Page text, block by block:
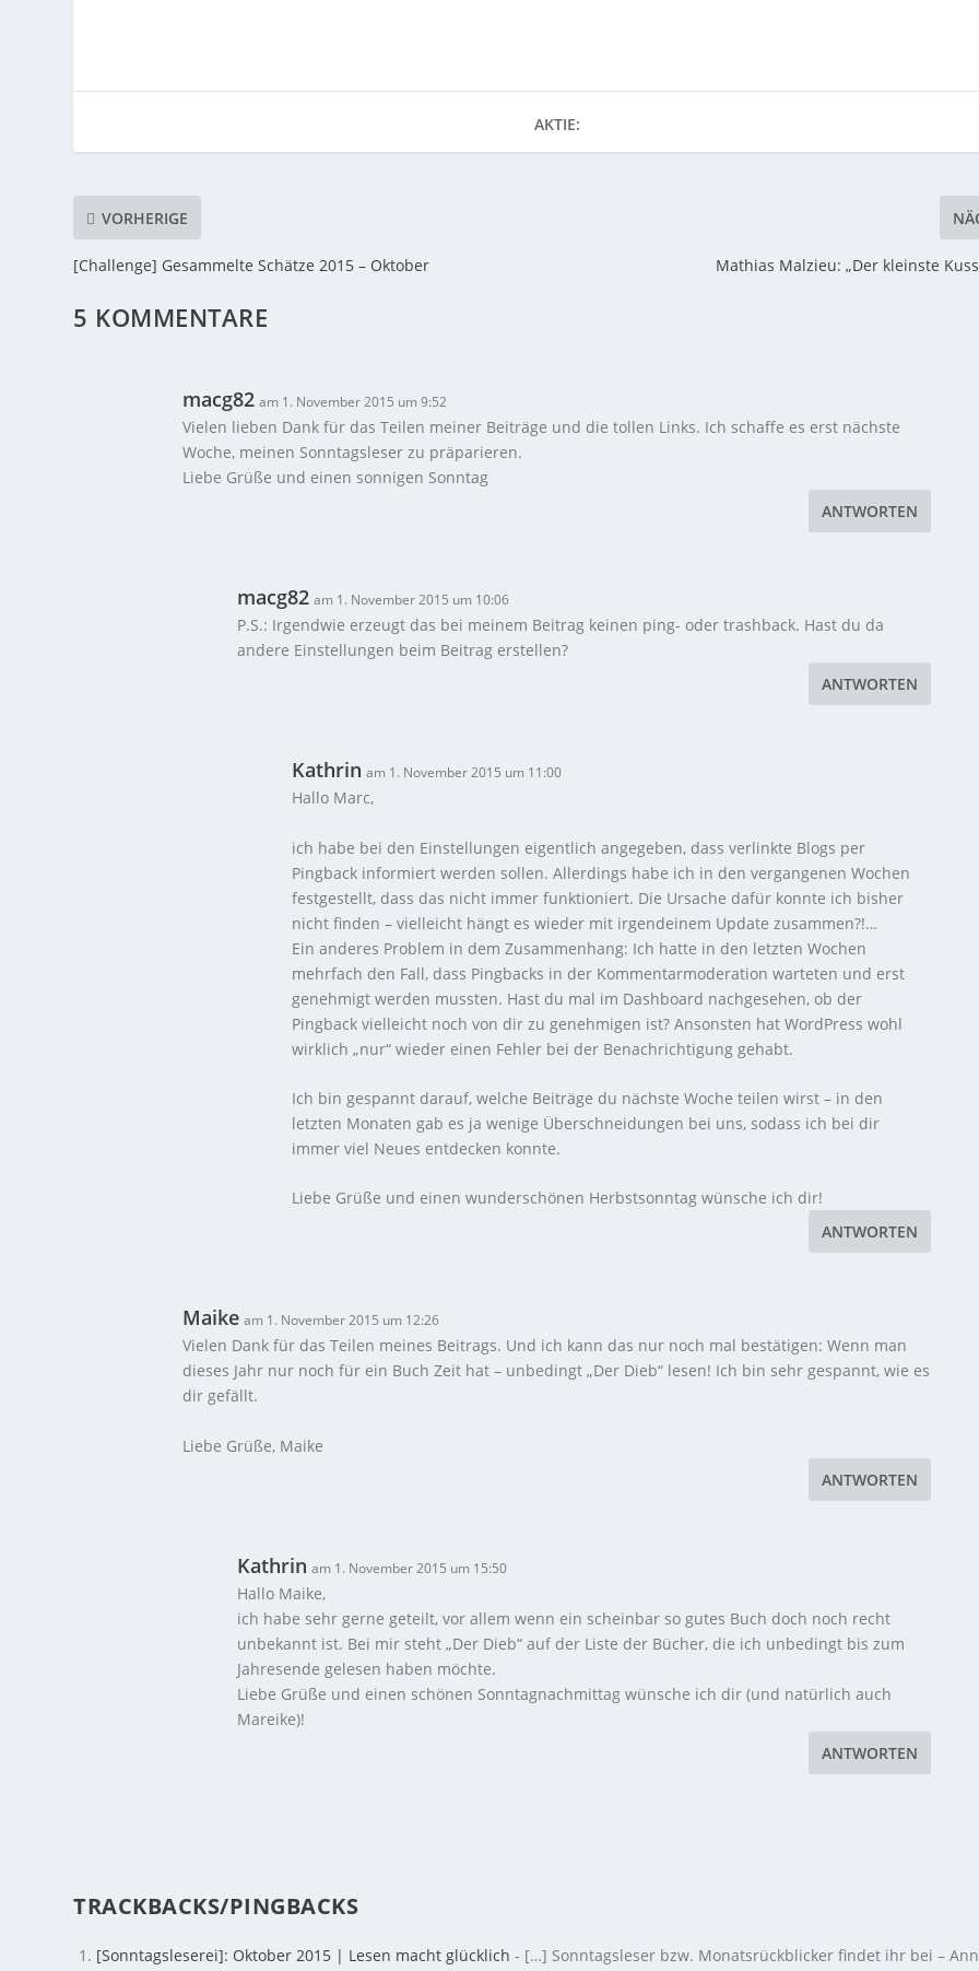
AKTIE:
VORHERIGE
[Challenge] Gesammelte Schätze 2015 – Oktober Mathias Malzieu: „Der kleinste
5 KOMMENTARE
macg82 am 1. November 2015 um 9:52
Vielen lieben Dank für das Teilen meiner Beiträge und die tollen Links. Ich schaffe es erst nächste
Woche, meinen Sonntagsleser zu präparieren.
Liebe Grüße und einen sonnigen Sonntag
ANTWORTEN
macg82 am 1. November 2015 um 10:06
P.S.: Irgendwie erzeugt das bei meinem Beitrag keinen ping- oder trashback. Hast du da
andere Einstellungen beim Beitrag erstellen?
ANTWORTEN
Kathrin am 1. November 2015 um 11:00
Hallo Marc,
ich habe bei den Einstellungen eigentlich angegeben, dass verlinkte Blogs per
Pingback informiert werden sollen. Allerdings habe ich in den vergangenen Wochen
festgestellt, dass das nicht immer funktioniert. Die Ursache dafür konnte ich bisher
nicht finden – vielleicht hängt es wieder mit irgendeinem Update zusammen?!…
Ein anderes Problem in dem Zusammenhang: Ich hatte in den letzten Wochen
mehrfach den Fall, dass Pingbacks in der Kommentarmoderation warteten und erst
genehmigt werden mussten. Hast du mal im Dashboard nachgesehen, ob der
Pingback vielleicht noch von dir zu genehmigen ist? Ansonsten hat WordPress wohl
wirklich „nur“ wieder einen Fehler bei der Benachrichtigung gehabt.
Ich bin gespannt darauf, welche Beiträge du nächste Woche teilen wirst – in den
letzten Monaten gab es ja wenige Überschneidungen bei uns, sodass ich bei dir
immer viel Neues entdecken konnte.
Liebe Grüße und einen wunderschönen Herbstsonntag wünsche ich dir!
ANTWORTEN
Maike am 1. November 2015 um 12:26
Vielen Dank für das Teilen meines Beitrags. Und ich kann das nur noch mal bestätigen: Wenn man
dieses Jahr nur noch für ein Buch Zeit hat – unbedingt „Der Dieb“ lesen! Ich bin sehr gespannt, wie es
dir gefällt.
Liebe Grüße, Maike
ANTWORTEN
Kathrin am 1. November 2015 um 15:50
Hallo Maike,
ich habe sehr gerne geteilt, vor allem wenn ein scheinbar so gutes Buch doch noch recht
unbekannt ist. Bei mir steht „Der Dieb“ auf der Liste der Bücher, die ich unbedingt bis zum
Jahresende gelesen haben möchte.
Liebe Grüße und einen schönen Sonntagnachmittag wünsche ich dir (und natürlich auch
Mareike)!
ANTWORTEN
TRACKBACKS/PINGBACKS
[Sonntagsleserei]: Oktober 2015 | Lesen macht glücklich - […] Sonntagsleser bzw. Monatsrückblicker findet ihr bei –